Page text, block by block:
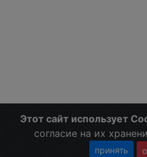
Этот сайт использует
согласие на их
принять